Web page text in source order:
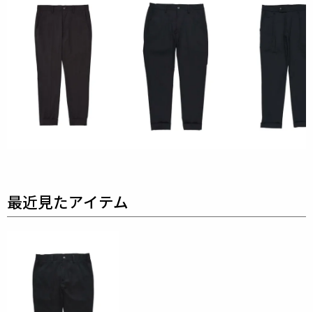
表現できます。
薄地ですが、カットソーアイテムはもちろん、
ットやボトム等のアイテムも作れるハリ、腰のある素
材です。
耐洗濯性のある素材です。